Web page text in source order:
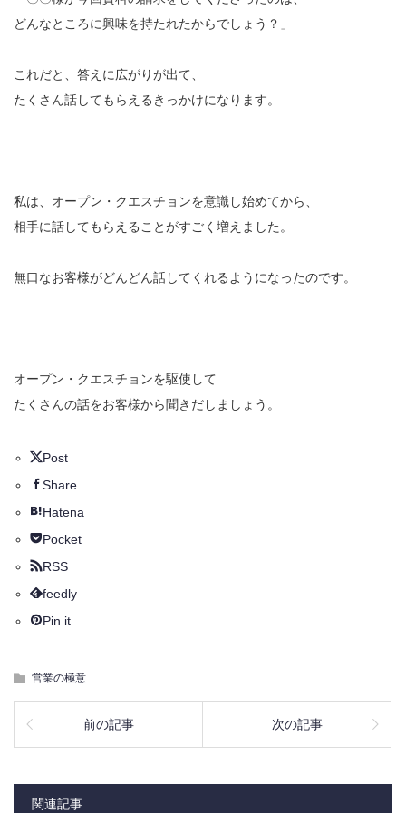
どんなところに興味を持たれたからでしょう？」
これだと、答えに広がりが出て、
たくさん話してもらえるきっかけになります。
私は、オープン・クエスチョンを意識し始めてから、
相手に話してもらえることがすごく増えました。
無口なお客様がどんどん話してくれるようになったのです。
オープン・クエスチョンを駆使して
たくさんの話をお客様から聞きだしましょう。
Post
Share
Hatena
Pocket
RSS
feedly
Pin it
営業の極意
前の記事 次の記事
関連記事